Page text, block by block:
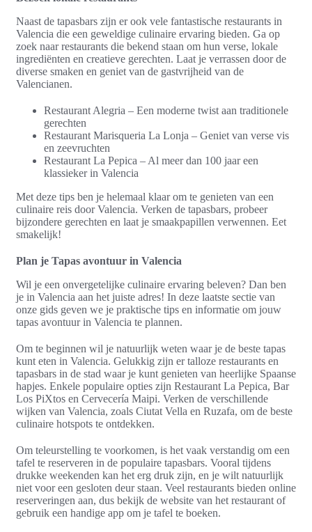
Naast de tapasbars zijn er ook vele fantastische restaurants in
Valencia die een geweldige culinaire ervaring bieden. Ga op
zoek naar restaurants die bekend staan om hun verse, lokale
ingrediënten en creatieve gerechten. Laat je verrassen door de
diverse smaken en geniet van de gastvrijheid van de
Valencianen.
Restaurant Alegria – Een moderne twist aan traditionele
gerechten
Restaurant Marisqueria La Lonja – Geniet van verse vis
en zeevruchten
Restaurant La Pepica – Al meer dan 100 jaar een
klassieker in Valencia
Met deze tips ben je helemaal klaar om te genieten van een
culinaire reis door Valencia. Verken de tapasbars, probeer
bijzondere gerechten en laat je smaakpapillen verwennen. Eet
smakelijk!
Plan je Tapas avontuur in Valencia
Wil je een onvergetelijke culinaire ervaring beleven? Dan ben
je in Valencia aan het juiste adres! In deze laatste sectie van
onze gids geven we je praktische tips en informatie om jouw
tapas avontuur in Valencia te plannen.
Om te beginnen wil je natuurlijk weten waar je de beste tapas
kunt eten in Valencia. Gelukkig zijn er talloze restaurants en
tapasbars in de stad waar je kunt genieten van heerlijke Spaanse
hapjes. Enkele populaire opties zijn Restaurant La Pepica, Bar
Los PiXtos en Cervecería Maipi. Verken de verschillende
wijken van Valencia, zoals Ciutat Vella en Ruzafa, om de beste
culinaire hotspots te ontdekken.
Om teleurstelling te voorkomen, is het vaak verstandig om een
tafel te reserveren in de populaire tapasbars. Vooral tijdens
drukke weekenden kan het erg druk zijn, en je wilt natuurlijk
niet voor een gesloten deur staan. Veel restaurants bieden online
reserveringen aan, dus bekijk de website van het restaurant of
gebruik een handige app om je tafel te boeken.